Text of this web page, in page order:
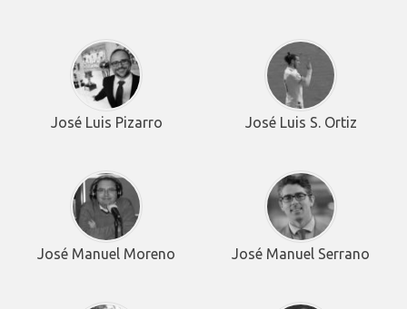
José Luis Pizarro José Luis S. Ortiz
José Manuel Moreno José Manuel Serrano